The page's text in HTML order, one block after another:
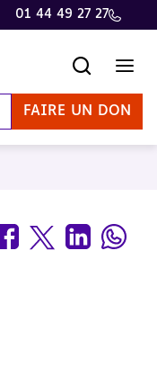
01 44 49 27 27
FAIRE UN DON